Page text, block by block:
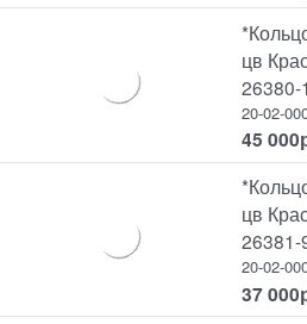
цв
26380-
20-02-
45 000
цв
26381-
20-02-
37 000